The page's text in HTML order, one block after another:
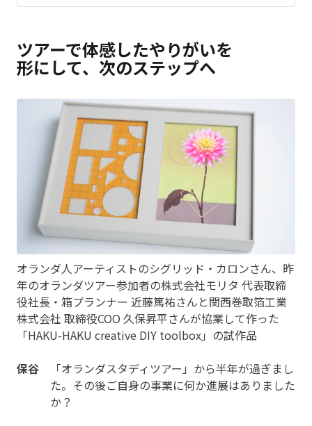
ツアーで体感したやりがいを
形にして、次のステップへ
オランダ人アーティストのシグリッド・カロンさん、昨
年のオランダツアー参加者の株式会社モリタ 代表取締
役社長・箱プランナー 近藤篤祐さんと関西巻取箔工業
株式会社 取締役COO 久保昇平さんが協業して作った
「HAKU-HAKU creative DIY toolbox」の試作品
保谷 「オランダスタディツアー」から半年が過ぎまし
た。その後ご自身の事業に何か進展はありました
か？